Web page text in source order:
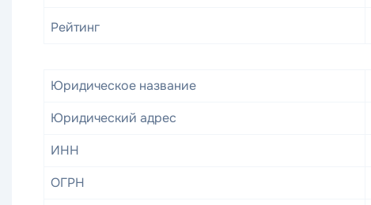
Рейтинг
Юридическое название
Юридический адрес
ИНН
ОГРН